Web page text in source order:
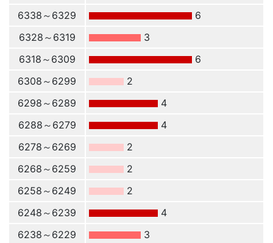
6338～6329
6
6328～6319
3
6318～6309
6
6308～6299
2
6298～6289
4
6288～6279
4
6278～6269
2
6268～6259
2
6258～6249
2
6248～6239
4
6238～6229
3